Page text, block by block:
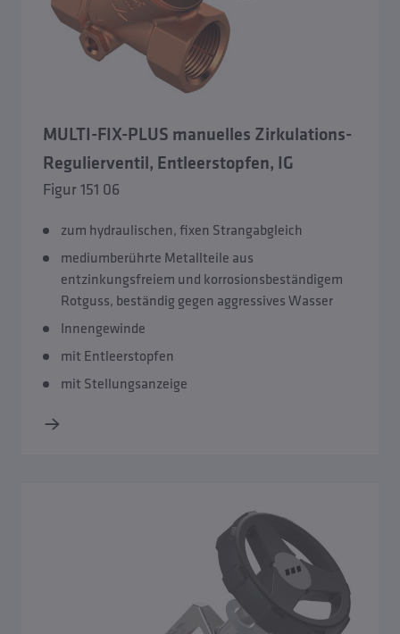
MULTI-FIX-PLUS manuelles Zirkulations-
Regulierventil, Entleerstopfen, IG
Figur 151 06
zum hydraulischen, fixen Strangabgleich
mediumberührte Metallteile aus
entzinkungsfreiem und korrosionsbeständigem
Rotguss, beständig gegen aggressives Wasser
Innengewinde
mit Entleerstopfen
mit Stellungsanzeige